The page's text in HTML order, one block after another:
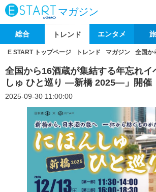
マガジン
総合 トレンド エンタメ
E START トップページ トレンド マガジン 全国か
全国から16酒蔵が集結する年忘れイ
しゅ ひと巡り ―新橋 2025―」開催
2025-09-30 11:00:00